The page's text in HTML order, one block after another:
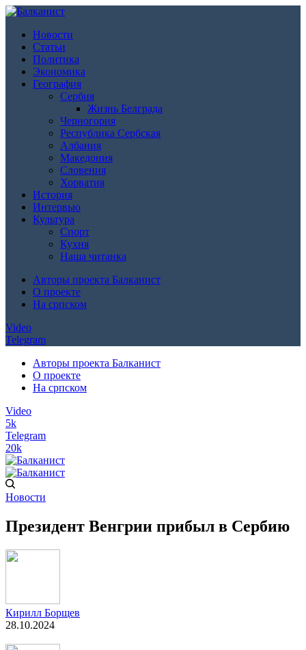
Новости
Статьи
Политика
Экономика
География
Сербия
Жизнь Белграда
Черногория
Республика Сербская
Албания
Македония
Словения
Хорватия
История
Интервью
Культура
Спорт
Кухня
Наша читанка
Авторы проекта Балканист
О проекте
На српском
Video
Telegram
Авторы проекта Балканист
О проекте
На српском
Video
5k
Telegram
20k
Новости
Президент Венгрии прибыл в Сербию
Кирилл Борщев
28.10.2024